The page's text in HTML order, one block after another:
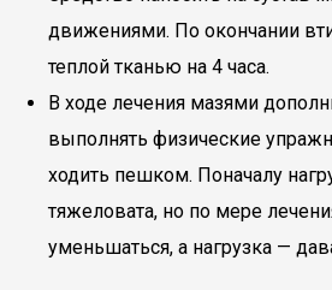
движениями. По окончании
теплой тканью на 4 часа.
В ходе лечения мазями
выполнять физические
ходить пешком. Поначалу
тяжеловата, но по мере
уменьшаться, а нагрузка —